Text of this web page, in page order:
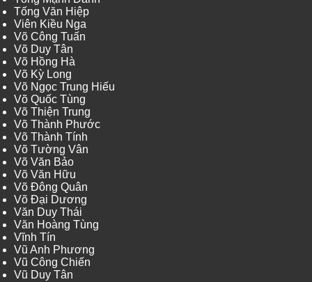
Tống Văn Hiệp
Viên Kiều Nga
Võ Công Tuấn
Võ Duy Tân
Võ Hồng Hà
Võ Kỳ Long
Võ Ngọc Trung Hiếu
Võ Quốc Tùng
Võ Thiện Trung
Võ Thành Phước
Võ Thành Tính
Võ Tường Vân
Võ Văn Bảo
Võ Văn Hữu
Võ Đông Quân
Võ Đại Dương
Văn Duy Thái
Văn Hoàng Tùng
Vĩnh Tín
Vũ Anh Phương
Vũ Công Chiến
Vũ Duy Tân